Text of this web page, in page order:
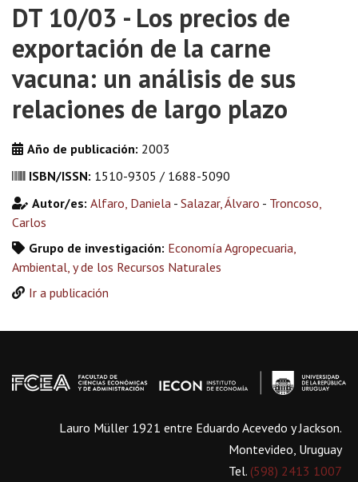
DT 10/03 - Los precios de
exportación de la carne
vacuna: un análisis de sus
relaciones de largo plazo
Año de publicación: 2003
ISBN/ISSN: 1510-9305 / 1688-5090
Autor/es: Alfaro, Daniela - Salazar, Álvaro - Troncoso,
Carlos
Grupo de investigación: Economía Agropecuaria,
Ambiental, y de los Recursos Naturales
Ir a publicación
Lauro Müller 1921 entre Eduardo Acevedo y Jackson.
Montevideo, Uruguay
Tel. (598) 2413 1007